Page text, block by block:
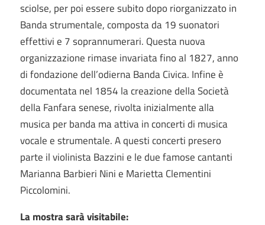
sciolse, per poi essere subito dopo riorganizzato in
Banda strumentale, composta da 19 suonatori
effettivi e 7 soprannumerari. Questa nuova
organizzazione rimase invariata fino al 1827, anno
di fondazione dell’odierna Banda Civica. Infine è
documentata nel 1854 la creazione della Società
della Fanfara senese, rivolta inizialmente alla
musica per banda ma attiva in concerti di musica
vocale e strumentale. A questi concerti presero
parte il violinista Bazzini e le due famose cantanti
Marianna Barbieri Nini e Marietta Clementini
Piccolomini.
La mostra sarà visitabile: